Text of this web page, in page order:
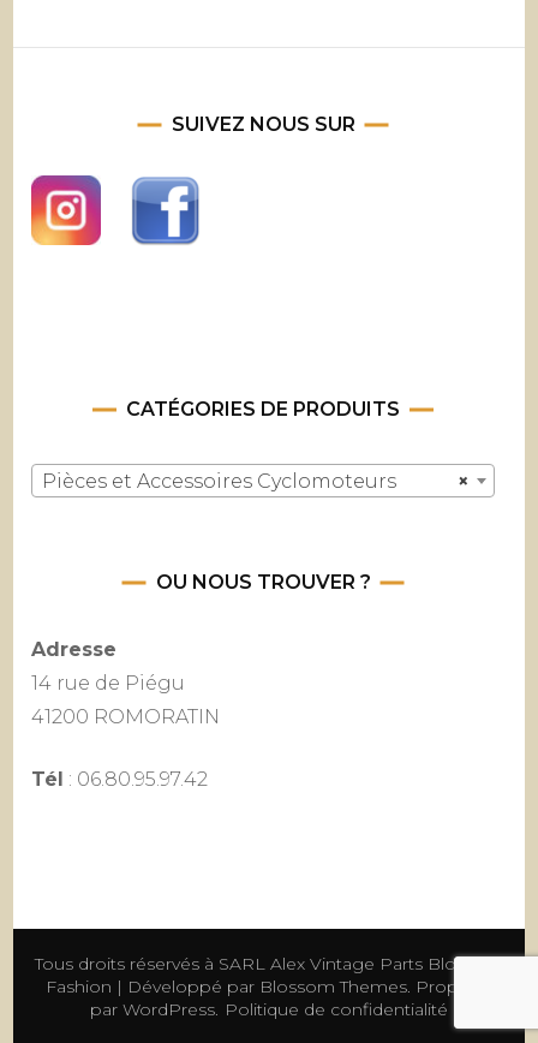
SUIVEZ NOUS SUR
CATÉGORIES DE PRODUITS
×
Pièces et Accessoires Cyclomoteurs
OU NOUS TROUVER ?
Adresse
14 rue de Piégu
41200 ROMORATIN
Tél : 06.80.95.97.42
Tous droits réservés à SARL Alex Vintage Parts Blossom
Fashion | Développé par Blossom Themes. Propulsé
par WordPress. Politique de confidentialité